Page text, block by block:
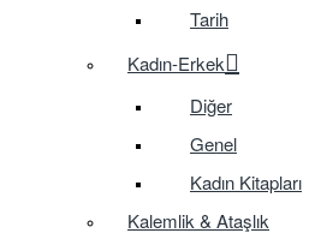
Tarih
Kadın-Erkek
Diğer
Genel
Kadın Kitapları
Kalemlik & Ataşlık